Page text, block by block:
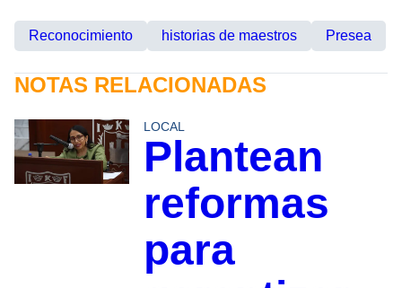
Reconocimiento historias de maestros Presea
NOTAS RELACIONADAS
LOCAL
Plantean
reformas
para